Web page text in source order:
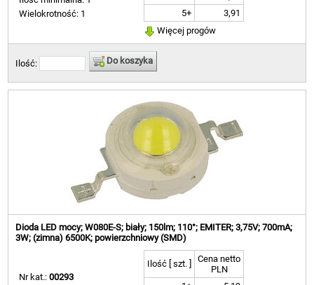
Wielokrotność: 1
5+
3,91
Więcej progów
Ilość: Do koszyka
Dioda LED mocy; W080E-S; biały; 150lm; 110°; EMITER; 3,75V; 700mA;
3W; (zimna) 6500K; powierzchniowy (SMD)
Nr kat.:00293
Ilość [ szt. ]
Cena netto
PLN